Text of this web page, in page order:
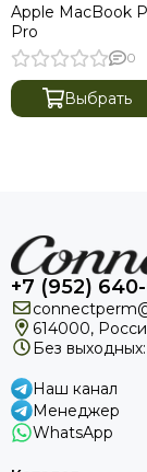
Apple MacBook
Pro
0
Выбрать
+7 (952)
614000,
Без
Наш канал
Менеджер
WhatsApp